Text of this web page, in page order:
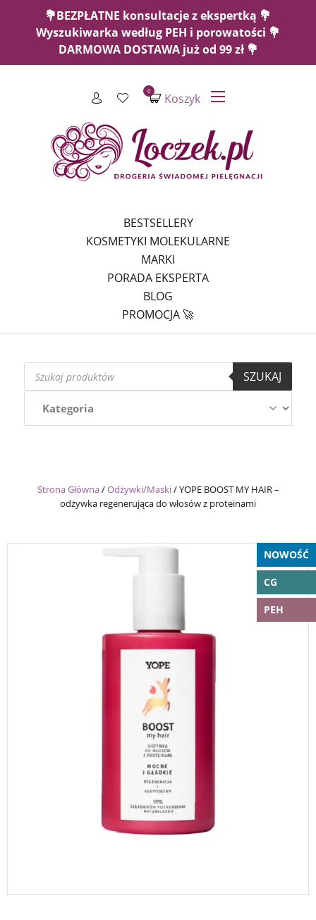
💐BEZPŁATNE konsultacje z ekspertką 💐
Wyszukiwarka według PEH i porowatości 💐
DARMOWA DOSTAWA już od 99 zł 💐
Koszyk
0
BESTSELLERY
KOSMETYKI MOLEKULARNE
MARKI
PORADA EKSPERTA
BLOG
PROMOCJA 🚀
Wyszukiwarka
produktów
SZUKAJ
Strona Główna/Odżywki/Maski/YOPE BOOST MY HAIR –
odżywka regenerująca do włosów z proteinami
NOWOŚĆ
CG
PEH